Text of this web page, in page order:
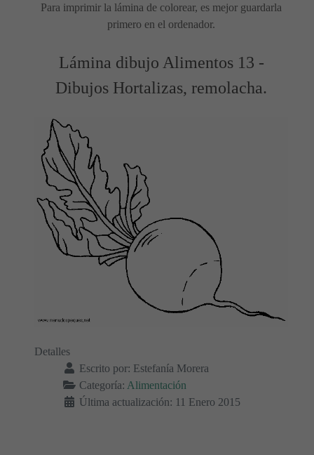
Para imprimir la lámina de colorear, es mejor guardarla
primero en el ordenador.
Lámina dibujo Alimentos 13 -
Dibujos Hortalizas, remolacha.
Detalles
Escrito por: Estefanía Morera
Categoría: Alimentación
Última actualización: 11 Enero 2015